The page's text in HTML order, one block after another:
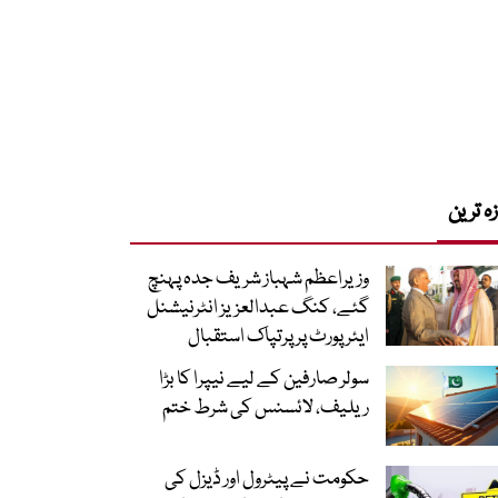
ترین
وزیراعظم شہباز شریف جدہ پہنچ
گئے، کنگ عبدالعزیز انٹرنیشنل
ایئر پورٹ پر پرتپاک استقبال
سولر صارفین کے لیے نیپرا کا بڑا
ریلیف، لائسنس کی شرط ختم
حکومت نے پیٹرول اور ڈیزل کی